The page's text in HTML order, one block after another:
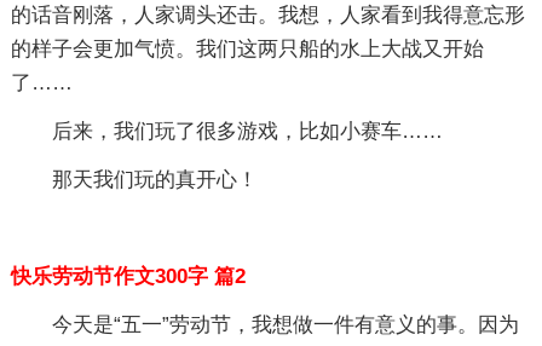
的话音刚落，人家调头还击。我想，人家看到我得意忘形
的样子会更加气愤。我们这两只船的水上大战又开始
了……
后来，我们玩了很多游戏，比如小赛车……
那天我们玩的真开心！
快乐劳动节作文300字 篇2
今天是“五一”劳动节，我想做一件有意义的事。因为